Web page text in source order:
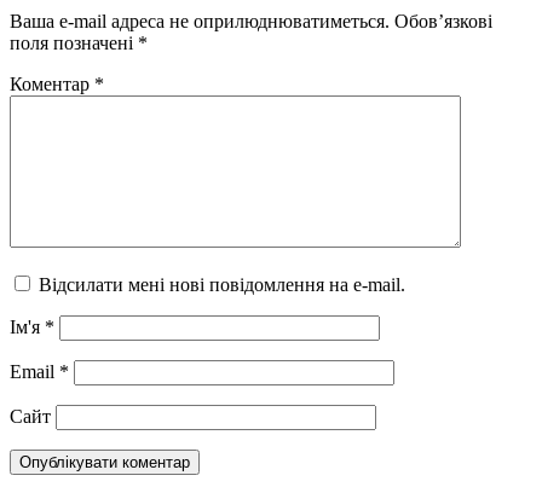
Ваша e-mail адреса не оприлюднюватиметься. Обов’язкові
поля позначені *
Коментар *
Відсилати мені нові повідомлення на e-mail.
Ім'я *
Email *
Сайт